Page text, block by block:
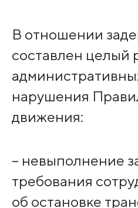
В отношении
составлен целый
нарушения
движения:
– невыполнение
требования
об остановке